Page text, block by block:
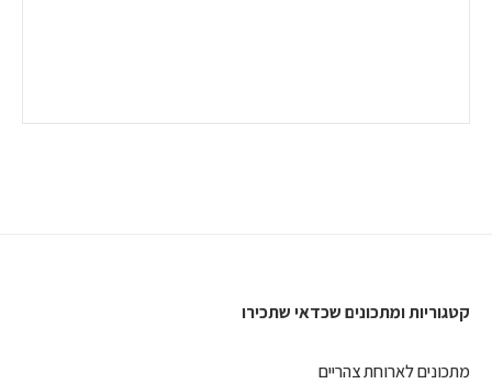
קטגוריות ומתכונים שכדאי שתכירו
מתכונים לארוחת צהריים